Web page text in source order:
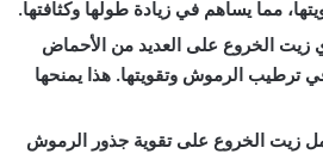
مما يساهم في زيادة طولها وكثافتها.
زيت الخروع على العديد من الأحماض
ترطيب الرموش وتقويتها. هذا يمنحها
زيت الخروع على تقوية جذور الرموش